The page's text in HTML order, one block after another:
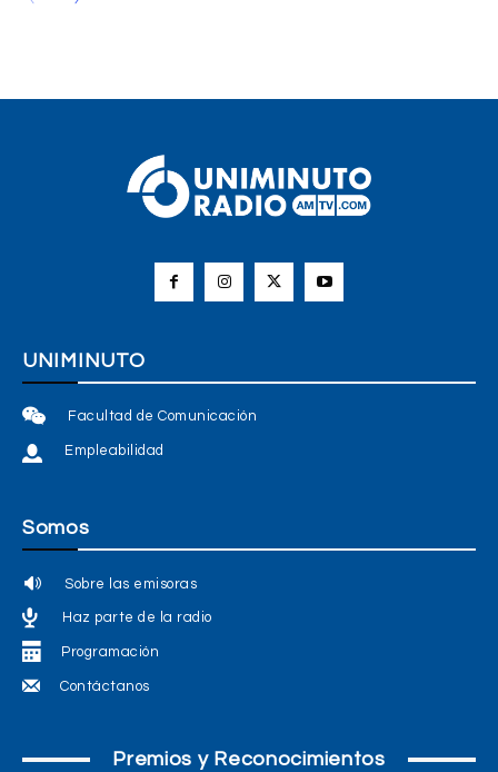
UNIMINUTO
Facultad de Comunicación
Empleabilidad
Somos
Sobre las emisoras
Haz parte de la radio
Programación
Contáctanos
Premios y Reconocimientos